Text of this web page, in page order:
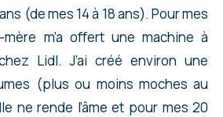
(de mes 14 à 18 ans). Pour mes
m’a offert une machine à
Lidl. J’ai créé environ une
(plus ou moins moches au
ne rende l’âme et pour mes 20